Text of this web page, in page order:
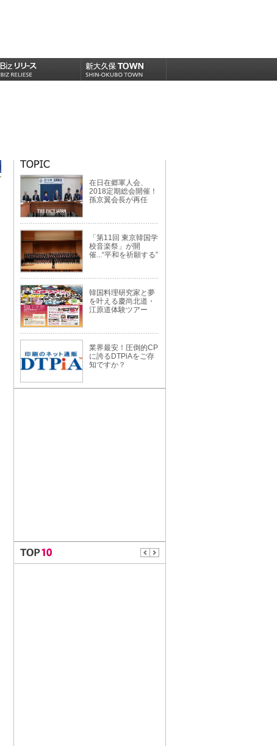
在日在郷軍人会、
2018定期総会開催！
孫京翼会長が再任
「第11回 東京韓国学
校音楽祭」が開
催...“平和を祈願する”
韓国料理研究家と夢
を叶える慶尚北道・
江原道体験ツアー
業界最安！圧倒的CP
に誇るDTPiAをご存
知ですか？